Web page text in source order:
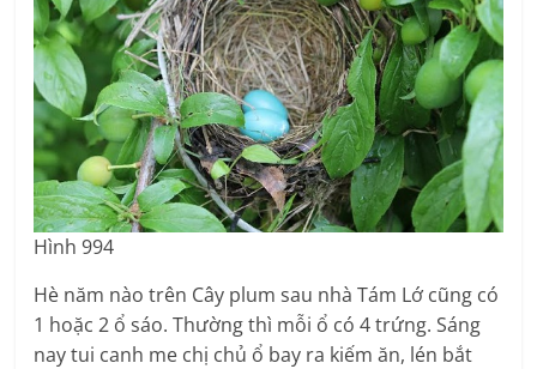
Hình 994
Hè năm nào trên Cây plum sau nhà Tám Lớ cũng có
1 hoặc 2 ổ sáo. Thường thì mỗi ổ có 4 trứng. Sáng
nay tui canh me chị chủ ổ bay ra kiếm ăn, lén bắt